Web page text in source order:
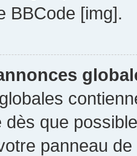
BBCode [img].
que
panneau